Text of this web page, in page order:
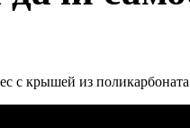
с крышей из